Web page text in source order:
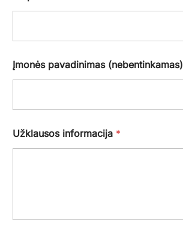
Įmonės pavadinimas (nebentinkamas)
Užklausos informacija *